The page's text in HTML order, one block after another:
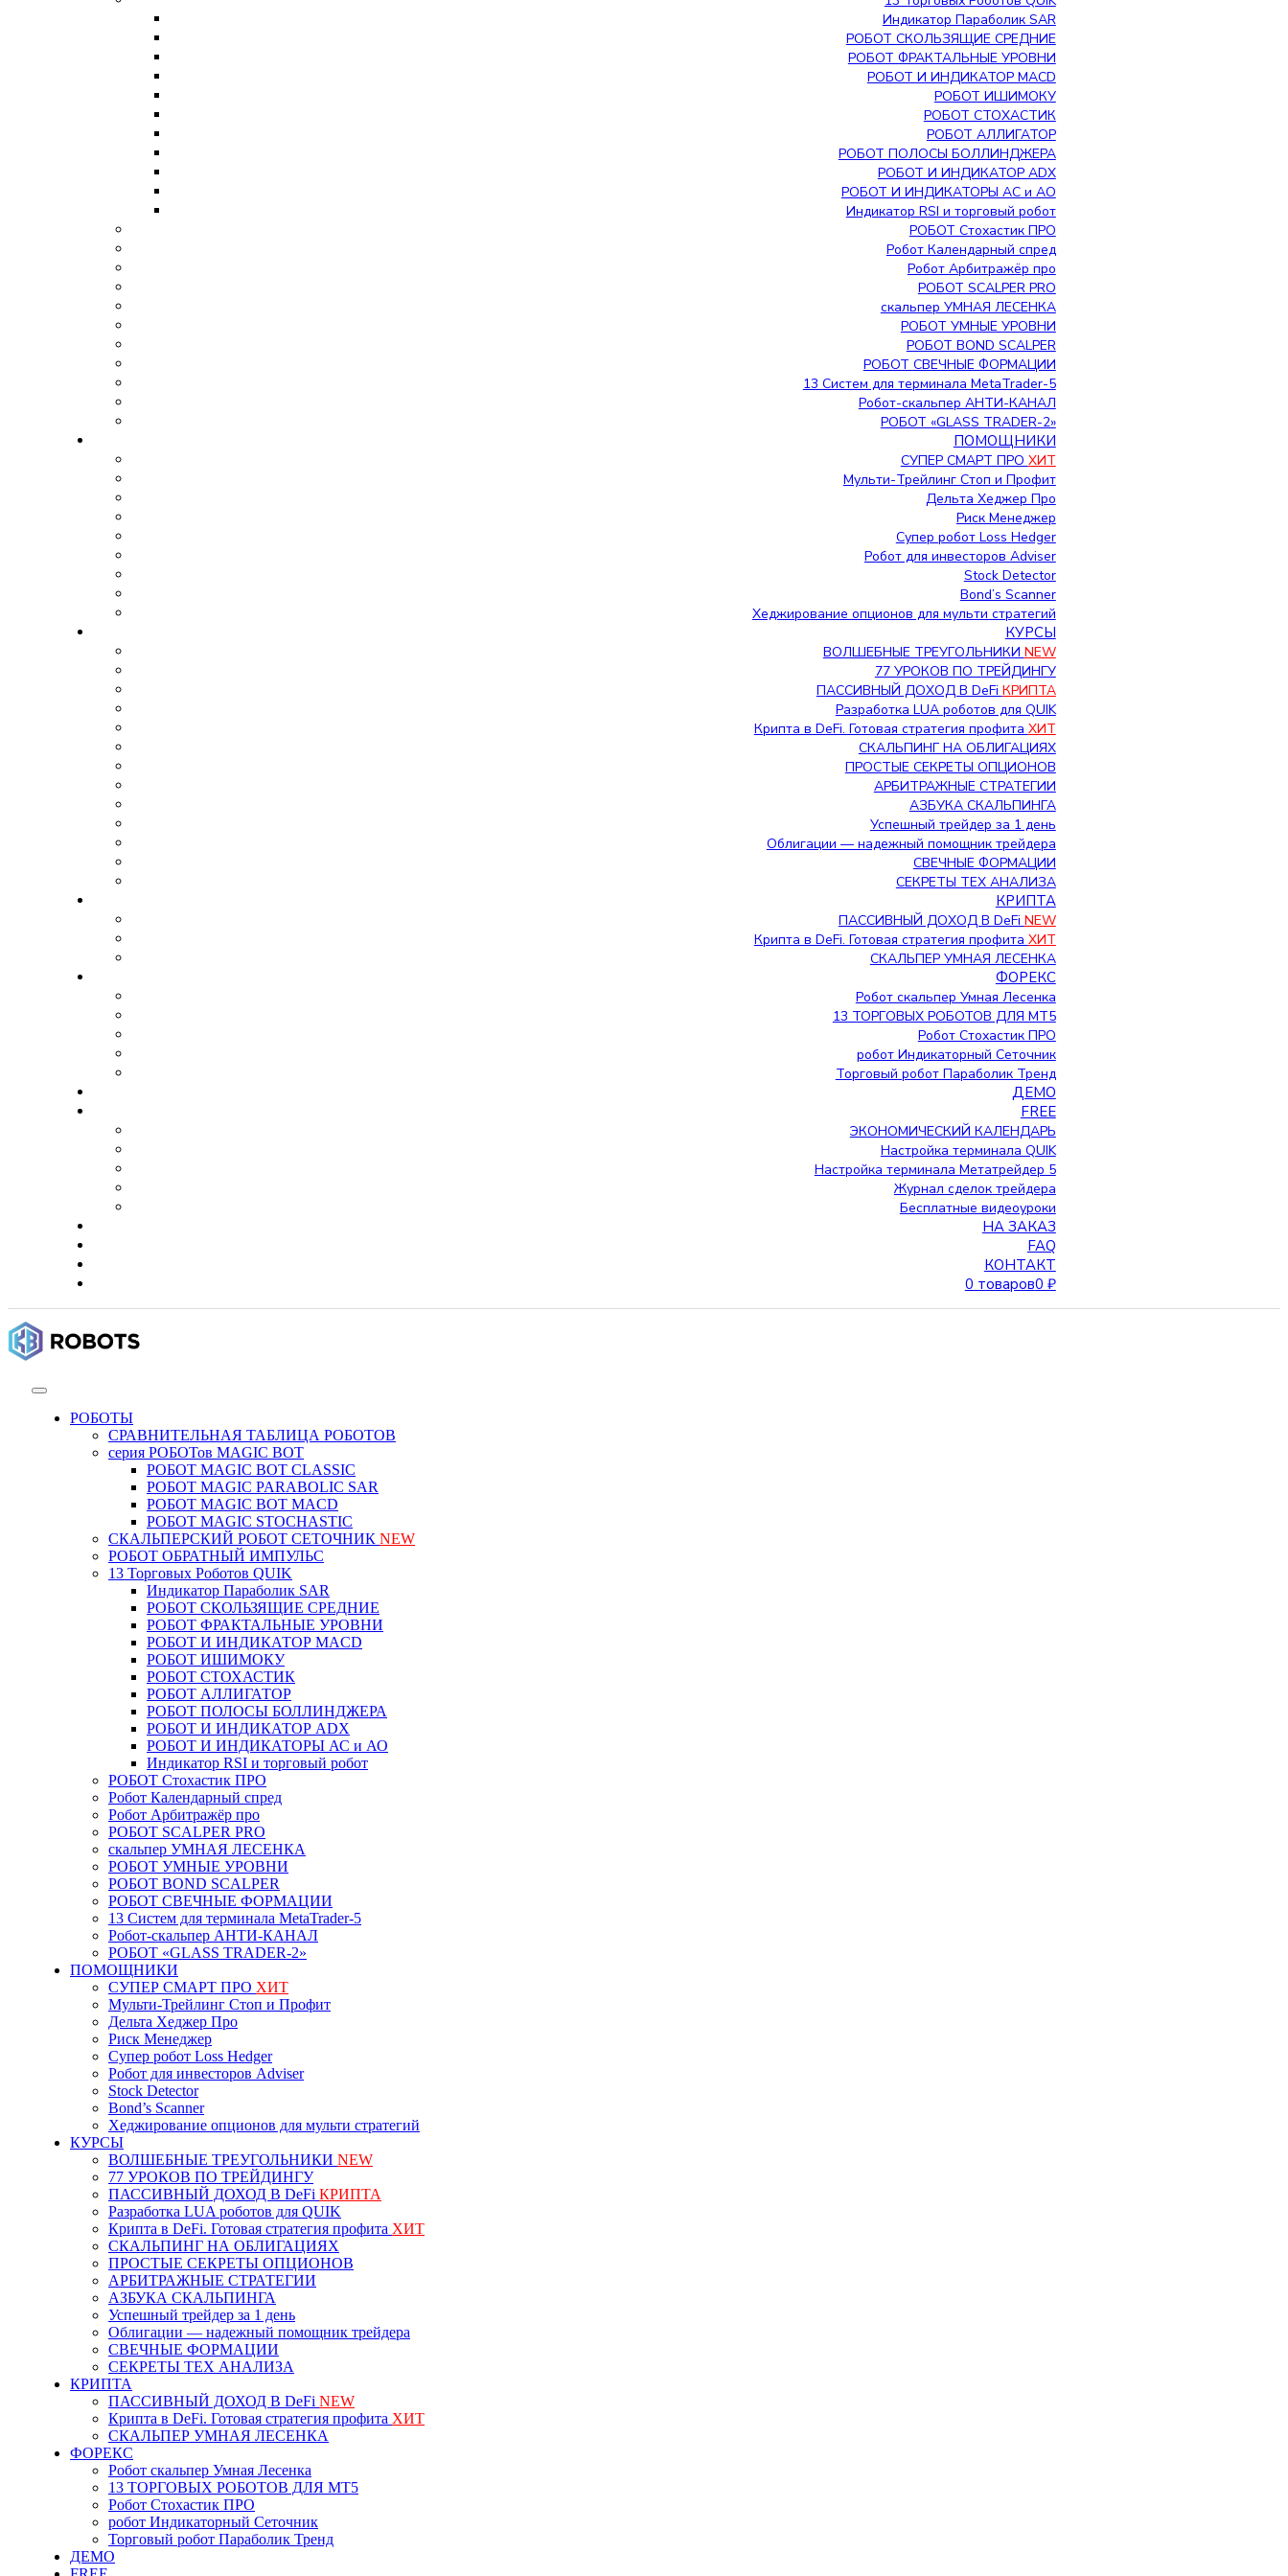
Индикатор Параболик SAR
РОБОТ СКОЛЬЗЯЩИЕ СРЕДНИЕ
РОБОТ ФРАКТАЛЬНЫЕ УРОВНИ
РОБОТ И ИНДИКАТОР MACD
РОБОТ ИШИМОКУ
РОБОТ СТОХАСТИК
РОБОТ АЛЛИГАТОР
РОБОТ ПОЛОСЫ БОЛЛИНДЖЕРА
РОБОТ И ИНДИКАТОР ADX
РОБОТ И ИНДИКАТОРЫ АС и АО
Индикатор RSI и торговый робот
РОБОТ Стохастик ПРО
Робот Календарный спред
Робот Арбитражёр про
РОБОТ SCALPER PRO
скальпер УМНАЯ ЛЕСЕНКА
РОБОТ УМНЫЕ УРОВНИ
РОБОТ BOND SCALPER
РОБОТ СВЕЧНЫЕ ФОРМАЦИИ
13 Систем для терминала MetaTrader-5
Робот-скальпер АНТИ-КАНАЛ
РОБОТ «GLASS TRADER-2»
ПОМОЩНИКИ
СУПЕР СМАРТ ПРО ХИТ
Мульти-Трейлинг Стоп и Профит
Дельта Хеджер Про
Риск Менеджер
Супер робот Loss Hedger
Робот для инвесторов Adviser
Stock Detector
Bond’s Scanner
Хеджирование опционов для мульти стратегий
КУРСЫ
ВОЛШЕБНЫЕ ТРЕУГОЛЬНИКИ NEW
77 УРОКОВ ПО ТРЕЙДИНГУ
ПАССИВНЫЙ ДОХОД В DeFi КРИПТА
Разработка LUA роботов для QUIK
Крипта в DeFi. Готовая стратегия профита ХИТ
СКАЛЬПИНГ НА ОБЛИГАЦИЯХ
ПРОСТЫЕ СЕКРЕТЫ ОПЦИОНОВ
АРБИТРАЖНЫЕ СТРАТЕГИИ
АЗБУКА СКАЛЬПИНГА
Успешный трейдер за 1 день
Облигации — надежный помощник трейдера
СВЕЧНЫЕ ФОРМАЦИИ
СЕКРЕТЫ ТЕХ АНАЛИЗА
КРИПТА
ПАССИВНЫЙ ДОХОД В DeFi NEW
Крипта в DeFi. Готовая стратегия профита ХИТ
СКАЛЬПЕР УМНАЯ ЛЕСЕНКА
ФОРЕКС
Робот скальпер Умная Лесенка
13 ТОРГОВЫХ РОБОТОВ ДЛЯ МТ5
Робот Стохастик ПРО
робот Индикаторный Сеточник
Торговый робот Параболик Тренд
ДЕМО
FREE
ЭКОНОМИЧЕСКИЙ КАЛЕНДАРЬ
Настройка терминала QUIK
Настройка терминала Метатрейдер 5
Журнал сделок трейдера
Бесплатные видеоуроки
НА ЗАКАЗ
FAQ
КОНТАКТ
0 товаров0 ₽
РОБОТЫ
СРАВНИТЕЛЬНАЯ ТАБЛИЦА РОБОТОВ
серия РОБОТов MAGIC BOT
РОБОТ MAGIC BOT CLASSIC
РОБОТ MAGIC PARABOLIC SAR
РОБОТ MAGIC BOT MACD
РОБОТ MAGIC STOCHASTIC
СКАЛЬПЕРСКИЙ РОБОТ СЕТОЧНИК NEW
РОБОТ ОБРАТНЫЙ ИМПУЛЬС
13 Торговых Роботов QUIK
Индикатор Параболик SAR
РОБОТ СКОЛЬЗЯЩИЕ СРЕДНИЕ
РОБОТ ФРАКТАЛЬНЫЕ УРОВНИ
РОБОТ И ИНДИКАТОР MACD
РОБОТ ИШИМОКУ
РОБОТ СТОХАСТИК
РОБОТ АЛЛИГАТОР
РОБОТ ПОЛОСЫ БОЛЛИНДЖЕРА
РОБОТ И ИНДИКАТОР ADX
РОБОТ И ИНДИКАТОРЫ АС и АО
Индикатор RSI и торговый робот
РОБОТ Стохастик ПРО
Робот Календарный спред
Робот Арбитражёр про
РОБОТ SCALPER PRO
скальпер УМНАЯ ЛЕСЕНКА
РОБОТ УМНЫЕ УРОВНИ
РОБОТ BOND SCALPER
РОБОТ СВЕЧНЫЕ ФОРМАЦИИ
13 Систем для терминала MetaTrader-5
Робот-скальпер АНТИ-КАНАЛ
РОБОТ «GLASS TRADER-2»
ПОМОЩНИКИ
СУПЕР СМАРТ ПРО ХИТ
Мульти-Трейлинг Стоп и Профит
Дельта Хеджер Про
Риск Менеджер
Супер робот Loss Hedger
Робот для инвесторов Adviser
Stock Detector
Bond’s Scanner
Хеджирование опционов для мульти стратегий
КУРСЫ
ВОЛШЕБНЫЕ ТРЕУГОЛЬНИКИ NEW
77 УРОКОВ ПО ТРЕЙДИНГУ
ПАССИВНЫЙ ДОХОД В DeFi КРИПТА
Разработка LUA роботов для QUIK
Крипта в DeFi. Готовая стратегия профита ХИТ
СКАЛЬПИНГ НА ОБЛИГАЦИЯХ
ПРОСТЫЕ СЕКРЕТЫ ОПЦИОНОВ
АРБИТРАЖНЫЕ СТРАТЕГИИ
АЗБУКА СКАЛЬПИНГА
Успешный трейдер за 1 день
Облигации — надежный помощник трейдера
СВЕЧНЫЕ ФОРМАЦИИ
СЕКРЕТЫ ТЕХ АНАЛИЗА
КРИПТА
ПАССИВНЫЙ ДОХОД В DeFi NEW
Крипта в DeFi. Готовая стратегия профита ХИТ
СКАЛЬПЕР УМНАЯ ЛЕСЕНКА
ФОРЕКС
Робот скальпер Умная Лесенка
13 ТОРГОВЫХ РОБОТОВ ДЛЯ МТ5
Робот Стохастик ПРО
робот Индикаторный Сеточник
Торговый робот Параболик Тренд
ДЕМО